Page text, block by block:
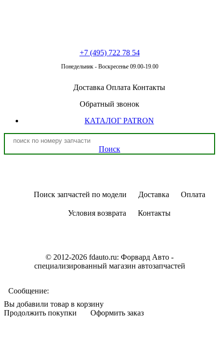
+7 (495) 722 78 54
Понедельник - Воскресенье 09.00-19.00
Доставка Оплата Контакты
Обратный звонок
КАТАЛОГ PATRON
Поиск
Поиск запчастей по модели Доставка Оплата
Условия возврата Контакты
© 2012-2026 fdauto.ru: Форвард Авто -
специализированный магазин автозапчастей
Сообщение:
Вы добавили товар в корзину
Продолжить покупки
Оформить заказ